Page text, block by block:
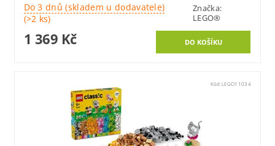
Do 3 dnů (skladem u dodavatele)
(>2 ks)
Značka:
LEGO®
1 369 Kč
Kód:LEGO11034